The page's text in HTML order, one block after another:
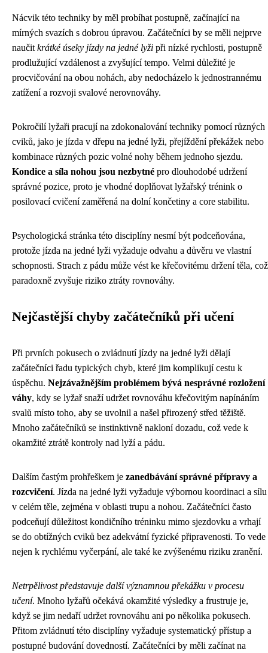
Nácvik této techniky by měl probíhat postupně, začínající na
mírných svazích s dobrou úpravou. Začátečníci by se měli nejprve
naučit krátké úseky jízdy na jedné lyži při nízké rychlosti, postupně
prodlužující vzdálenost a zvyšující tempo. Velmi důležité je
procvičování na obou nohách, aby nedocházelo k jednostrannému
zatížení a rozvoji svalové nerovnováhy.
Pokročilí lyžaři pracují na zdokonalování techniky pomocí různých
cviků, jako je jízda v dřepu na jedné lyži, přejíždění překážek nebo
kombinace různých pozic volné nohy během jednoho sjezdu.
Kondice a síla nohou jsou nezbytné pro dlouhodobé udržení
správné pozice, proto je vhodné doplňovat lyžařský trénink o
posilovací cvičení zaměřená na dolní končetiny a core stabilitu.
Psychologická stránka této disciplíny nesmí být podceňována,
protože jízda na jedné lyži vyžaduje odvahu a důvěru ve vlastní
schopnosti. Strach z pádu může vést ke křečovitému držení těla, což
paradoxně zvyšuje riziko ztráty rovnováhy.
Nejčastější chyby začátečníků při učení
Při prvních pokusech o zvládnutí jízdy na jedné lyži dělají
začátečníci řadu typických chyb, které jim komplikují cestu k
úspěchu. Nejzávažnějším problémem bývá nesprávné rozložení
váhy, kdy se lyžař snaží udržet rovnováhu křečovitým napínáním
svalů místo toho, aby se uvolnil a našel přirozený střed těžiště.
Mnoho začátečníků se instinktivně nakloní dozadu, což vede k
okamžité ztrátě kontroly nad lyží a pádu.
Dalším častým prohřeškem je zanedbávání správné přípravy a
rozcvičení. Jízda na jedné lyži vyžaduje výbornou koordinaci a sílu
v celém těle, zejména v oblasti trupu a nohou. Začátečníci často
podceňují důležitost kondičního tréninku mimo sjezdovku a vrhají
se do obtížných cviků bez adekvátní fyzické připravenosti. To vede
nejen k rychlému vyčerpání, ale také ke zvýšenému riziku zranění.
Netrpělivost představuje další významnou překážku v procesu
učení. Mnoho lyžařů očekává okamžité výsledky a frustruje je,
když se jim nedaří udržet rovnováhu ani po několika pokusech.
Přitom zvládnutí této disciplíny vyžaduje systematický přístup a
postupné budování dovedností. Začátečníci by měli začínat na